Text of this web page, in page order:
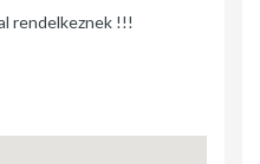
rendelkeznek !!!